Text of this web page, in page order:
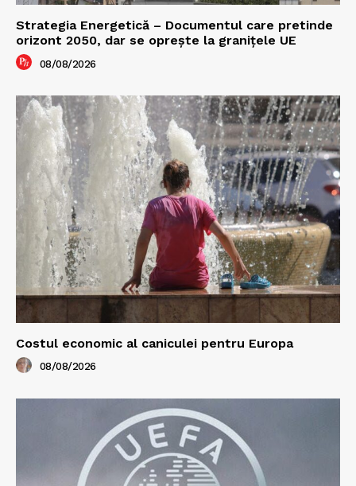
Strategia Energetică – Documentul care pretinde
orizont 2050, dar se oprește la granițele UE
08/08/2026
Costul economic al caniculei pentru Europa
08/08/2026